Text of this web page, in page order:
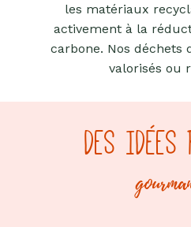
les matériaux
activement à la
carbone. Nos déchets
valorisés ou
DES IDÉES